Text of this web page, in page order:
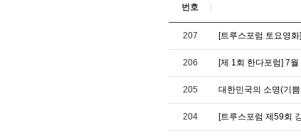
번호
207 [트루스포럼 토요영
206 [제 1회 한다포럼] 7
205 대한민국의 소명(기
204 [트루스포럼 제59회